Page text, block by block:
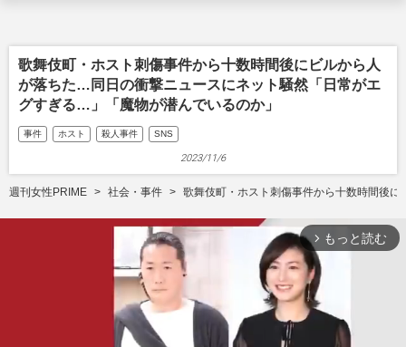
歌舞伎町・ホスト刺傷事件から十数時間後にビルから人
が落ちた…同日の衝撃ニュースにネット騒然「日常がエ
グすぎる…」「魔物が潜んでいるのか」
事件 ホスト 殺人事件 SNS
2023/11/6
週刊女性PRIME 社会・事件 歌舞伎町・ホスト刺傷事件から十数時間後
arrow_forward_ios もっと読む